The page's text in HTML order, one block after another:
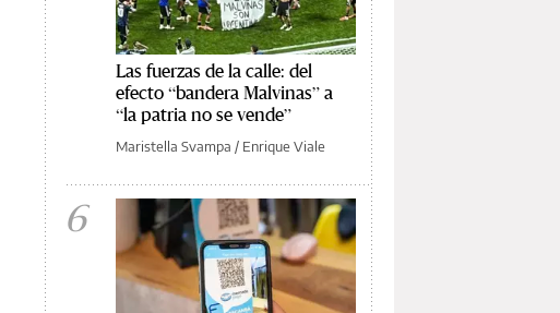
Las fuerzas de la calle: del
efecto “bandera Malvinas” a
“la patria no se vende”
Maristella Svampa / Enrique Viale
6